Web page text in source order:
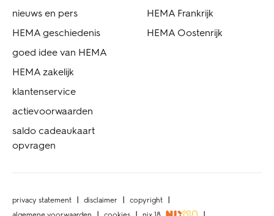
nieuws en pers
HEMA geschiedenis
goed idee van HEMA
HEMA zakelijk
klantenservice
actievoorwaarden
saldo cadeaukaart
opvragen
HEMA Frankrijk
HEMA Oostenrijk
privacy statement disclaimer
copyright